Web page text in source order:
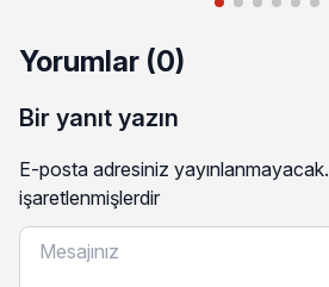
Yorumlar (0)
Bir yanıt yazın
E-posta adresiniz yayınlanmayacak.
işaretlenmişlerdir